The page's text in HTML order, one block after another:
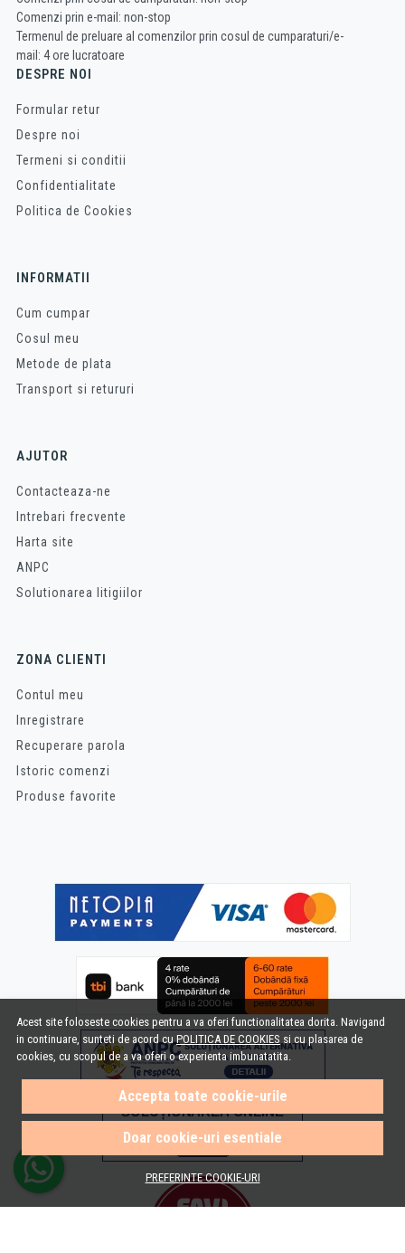
Acest site foloseste cookies pentru a va oferi functionalitatea dorita. Navigand
in continuare, sunteti de acord cuPOLITICA DE COOKIES si cu plasarea de
cookies, cu scopul de a va oferi o experienta imbunatatita.
Accepta toate cookie-urile
Doar cookie-uri esentiale
PREFERINTE COOKIE-URI
Comenzi prin e-mail: non-stop
Termenul de preluare al comenzilor prin cosul de cumparaturi/e-
mail: 4 ore lucratoare
DESPRE NOI
Formular retur
Despre noi
Termeni si conditii
Confidentialitate
Politica de Cookies
INFORMATII
Cum cumpar
Cosul meu
Metode de plata
Transport si retururi
AJUTOR
Contacteaza-ne
Intrebari frecvente
Harta site
ANPC
Solutionarea litigiilor
ZONA CLIENTI
Contul meu
Inregistrare
Recuperare parola
Istoric comenzi
Produse favorite